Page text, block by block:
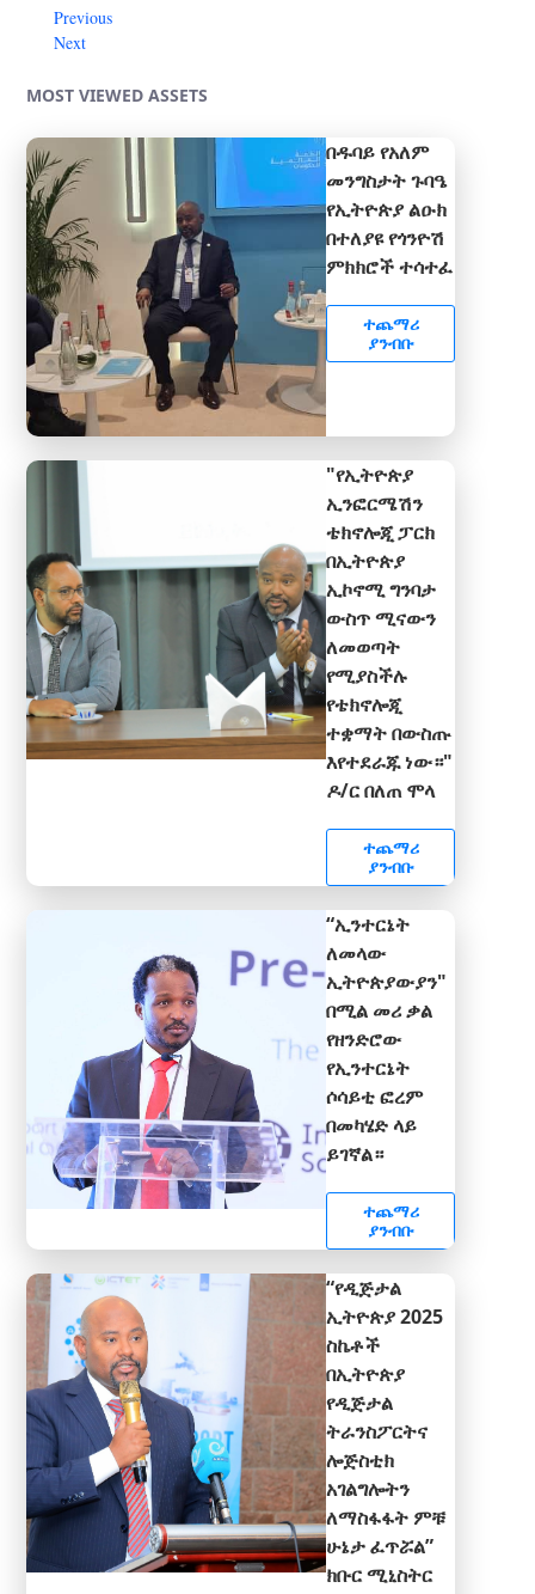
Previous
Next
MOST VIEWED ASSETS
በዱባይ የአለም
መንግስታት ጉባዔ
የኢትዮጵያ ልዑክ
በተለያዩ የጎንዮሽ
ምክክሮች ተሳተፈ
ተጨማሪ
ያንብቡ
"የኢትዮጵያ
ኢንፎርሜሽን
ቴክኖሎጂ ፓርክ
በኢትዮጵያ
ኢኮኖሚ ግንባታ
ውስጥ ሚናውን
ለመወጣት
የሚያስችሉ
የቴክኖሎጂ
ተቋማት በውስጡ
እየተደራጁ ነው።"
ዶ/ር በለጠ ሞላ
ተጨማሪ
ያንብቡ
“ኢንተርኔት
ለመላው
ኢትዮጵያውያን"
በሚል መሪ ቃል
የዘንድሮው
የኢንተርኔት
ሶሳይቲ ፎረም
በመካሄድ ላይ
ይገኛል።
ተጨማሪ
ያንብቡ
“የዲጅታል
ኢትዮጵያ 2025
ስኬቶች
በኢትዮጵያ
የዲጅታል
ትራንስፖርትና
ሎጅስቲክ
አገልግሎትን
ለማስፋፋት ምቹ
ሁኔታ ፈጥሯል”
ክቡር ሚኒስትር